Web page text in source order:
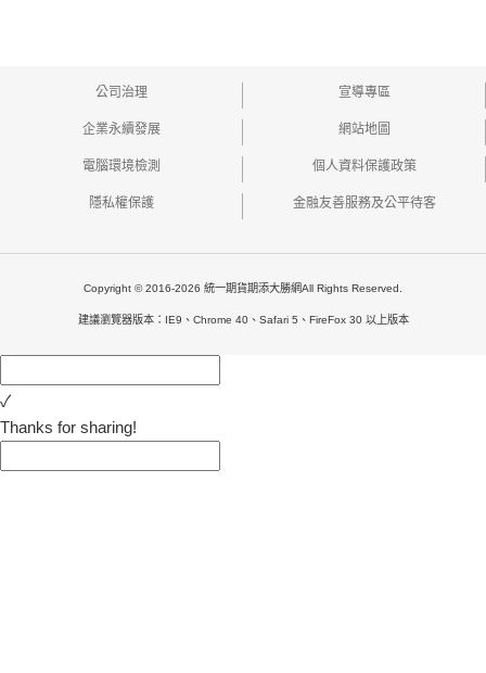
公司治理 宣導專區
企業永續發展 網站地圖
電腦環境檢測 個人資料保護政策
隱私權保護 金融友善服務及公平待客
Copyright © 2016-2026 統一期貨期添大勝網All Rights Reserved.
建議瀏覽器版本：IE9、Chrome 40、Safari 5、FireFox 30 以上版本
✓
Thanks for sharing!